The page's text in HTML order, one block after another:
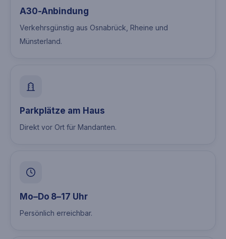
A30-Anbindung
Verkehrsgünstig aus Osnabrück, Rheine und
Münsterland.
Parkplätze am Haus
Direkt vor Ort für Mandanten.
Mo–Do 8–17 Uhr
Persönlich erreichbar.